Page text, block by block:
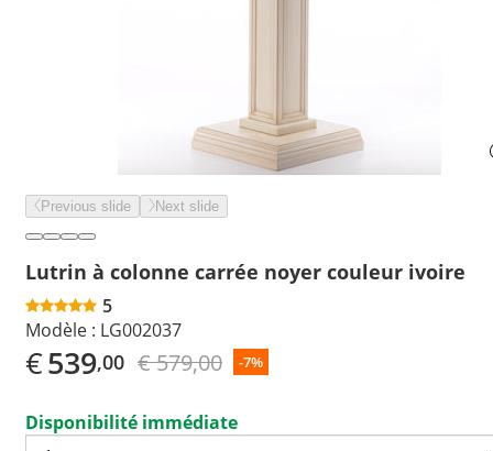
Previous slide Next slide
Lutrin à colonne carrée noyer couleur ivoire
5
Modèle : LG002037
€539,00 € 579,00 -7%
Disponibilité immédiate